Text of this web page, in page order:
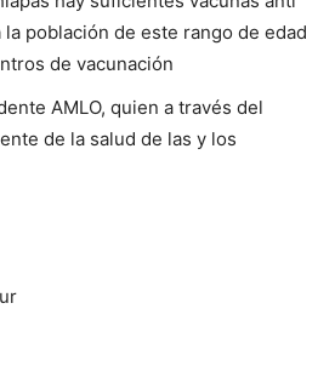
la población de este rango de edad
de vacunación
AMLO, quien a través del
de la salud de las y los